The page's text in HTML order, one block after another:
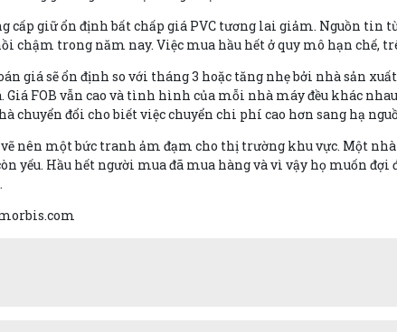
cấp giữ ổn định bất chấp giá PVC tương lai giảm. Nguồn tin
chậm trong năm nay. Việc mua hầu hết ở quy mô hạn chế,
giá sẽ ổn định so với tháng 3 hoặc tăng nhẹ bởi nhà sản
FOB vẫn cao và tình hình của mỗi nhà máy đều khác
chuyển đổi cho biết việc chuyển chi phí cao hơn sang hạ
nên một bức tranh ảm đạm cho thị trường khu vực. Một
yếu. Hầu hết người mua đã mua hàng và vì vậy họ muốn